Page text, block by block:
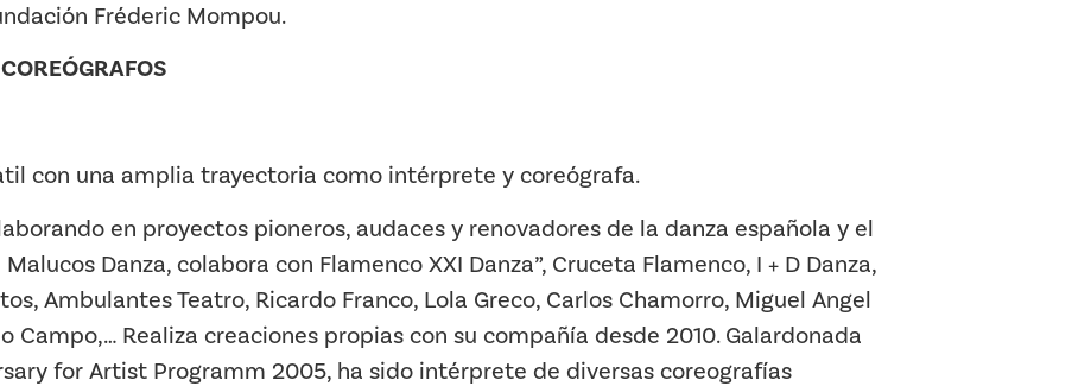
Fréderic Mompou.
con una amplia trayectoria como intérprete y coreógrafa.
en proyectos pioneros, audaces y renovadores de la danza española y el
Danza, colabora con Flamenco XXI Danza”, Cruceta Flamenco, I + D Danza,
Ambulantes Teatro, Ricardo Franco, Lola Greco, Carlos Chamorro, Miguel Angel
Campo,… Realiza creaciones propias con su compañía desde 2010. Galardonada
for Artist Programm 2005, ha sido intérprete de diversas coreografías